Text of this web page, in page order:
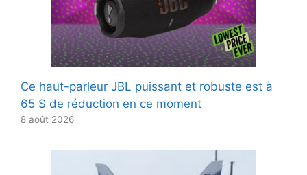
Ce haut-parleur JBL puissant et robuste est à
65 $ de réduction en ce moment
8 août 2026